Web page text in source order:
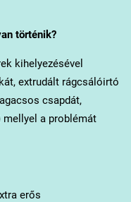
történik?
kihelyezésével
extrudált rágcsálóirtó
csapdát,
a problémát
erős